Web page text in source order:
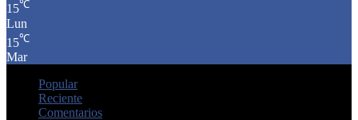
15℃
Lun
15℃
Mar
Popular
Reciente
Comentarios